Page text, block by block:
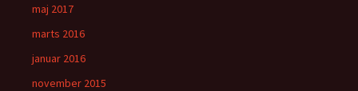
maj 2017
marts 2016
januar 2016
november 2015